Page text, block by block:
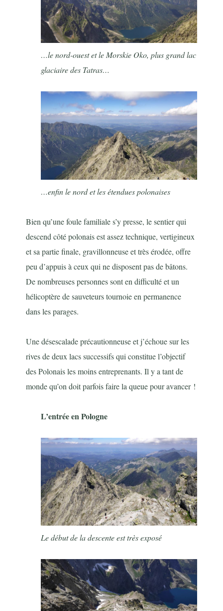
…le nord-ouest et leMorskie Oko, plus grand lac
glaciaire des Tatras…
…enfin le nord et les étendues polonaises
Bien qu’une foule familiale s’y presse, le sentier qui
descend côté polonais est assez technique, vertigineux
et sa partie finale, gravillonneuse et très érodée, offre
peu d’appuis à ceux qui ne disposent pas de bâtons.
De nombreuses personnes sont en difficulté et un
hélicoptère de sauveteurs tournoie en permanence
dans les parages.
Une désescalade précautionneuse et j’échoue sur les
rives de deux lacs successifs qui constitue l’objectif
des Polonais les moins entreprenants. Il y a tant de
monde qu’on doit parfois faire la queue pour avancer !
L’entrée en Pologne
Le début de la descente est très exposé